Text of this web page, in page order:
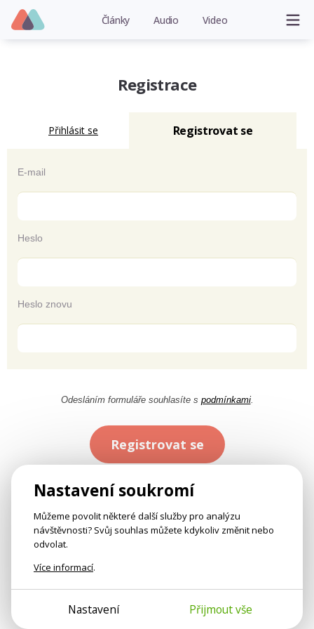
Články Audio Video
Registrace
Přihlásit se Registrovat se
E-mail
Heslo
Heslo znovu
Odesláním formuláře souhlasíte s podmínkami.
Registrovat se
Nastavení soukromí
Můžeme povolit některé další služby pro analýzu
návštěvnosti? Svůj souhlas můžete kdykoliv změnit nebo
odvolat.
Více informací.
Nastavení Přijmout vše